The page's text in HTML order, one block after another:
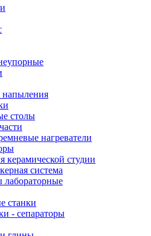
напыления
столы
нагреватели
керамической студии
система
станки
- сепараторы